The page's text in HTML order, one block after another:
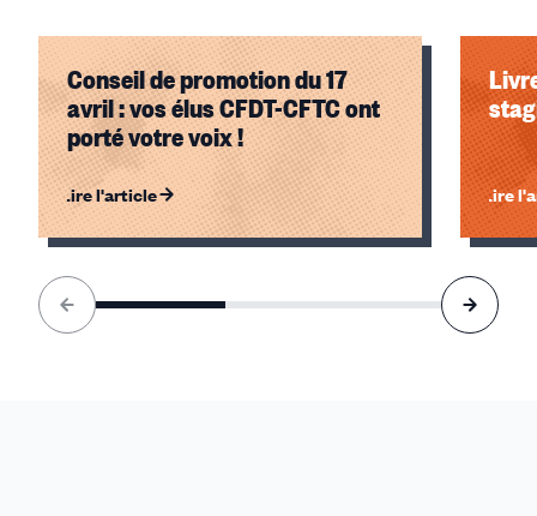
Conseil de promotion du 17
avril : vos élus CFDT-CFTC ont
porté votre voix !
Lire l'article Lire